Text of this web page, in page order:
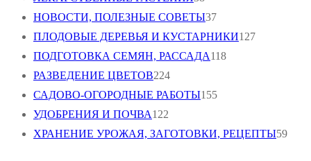
НОВОСТИ, ПОЛЕЗНЫЕ СОВЕТЫ37
ПЛОДОВЫЕ ДЕРЕВЬЯ И КУСТАРНИКИ127
ПОДГОТОВКА СЕМЯН, РАССАДА118
РАЗВЕДЕНИЕ ЦВЕТОВ224
САДОВО-ОГОРОДНЫЕ РАБОТЫ155
УДОБРЕНИЯ И ПОЧВА122
ХРАНЕНИЕ УРОЖАЯ, ЗАГОТОВКИ, РЕЦЕПТЫ59